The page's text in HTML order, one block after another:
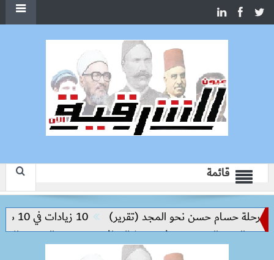
قائمة
حسام حسن نحو المجد (تقرير)
10 زيادات في 10 سنوات.. هل حان الوقت لرفع دعم البنزين نهائيا؟
الجديدة وتدفع تنفيذ المرافق
سعر الحديد والاسمنت